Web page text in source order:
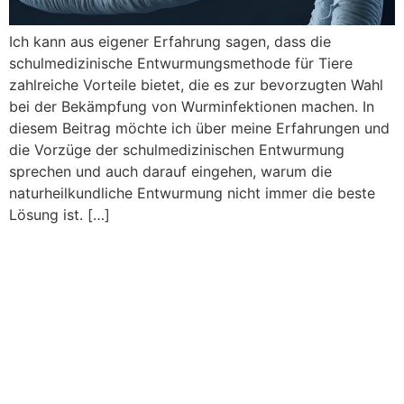
Ich kann aus eigener Erfahrung sagen, dass die
schulmedizinische Entwurmungsmethode für Tiere
zahlreiche Vorteile bietet, die es zur bevorzugten Wahl
bei der Bekämpfung von Wurminfektionen machen. In
diesem Beitrag möchte ich über meine Erfahrungen und
die Vorzüge der schulmedizinischen Entwurmung
sprechen und auch darauf eingehen, warum die
naturheilkundliche Entwurmung nicht immer die beste
Lösung ist. […]